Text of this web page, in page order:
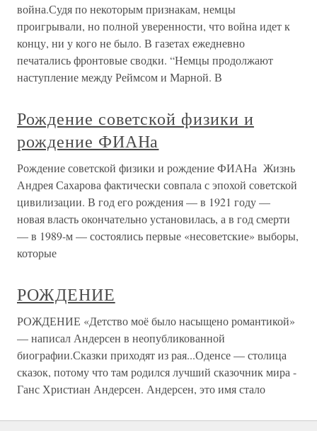
война.Судя по некоторым признакам, немцы
проигрывали, но полной уверенности, что война идет к
концу, ни у кого не было. В газетах ежедневно
печатались фронтовые сводки. “Немцы продолжают
наступление между Реймсом и Марной. В
Рождение советской физики и
рождение ФИАНа
Рождение советской физики и рождение ФИАНа Жизнь
Андрея Сахарова фактически совпала с эпохой советской
цивилизации. В год его рождения — в 1921 году —
новая власть окончательно установилась, а в год смерти
— в 1989-м — состоялись первые «несоветские» выборы,
которые
РОЖДЕНИЕ
РОЖДЕНИЕ «Детство моё было насыщено романтикой»
— написал Андерсен в неопубликованной
биографии.Сказки приходят из рая...Оденсе — столица
сказок, потому что там родился лучший сказочник мира -
Ганс Христиан Андерсен. Андерсен, это имя стало